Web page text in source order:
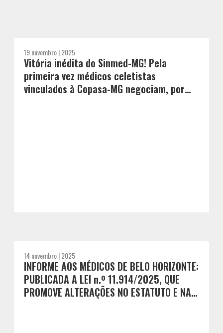
19 novembro | 2025
Vitória inédita do Sinmed-MG! Pela
primeira vez médicos celetistas
vinculados à Copasa-MG negociam, por
14 novembro | 2025
INFORME AOS MÉDICOS DE BELO HORIZONTE:
PUBLICADA A LEI n.º 11.914/2025, QUE
PROMOVE ALTERAÇÕES NO ESTATUTO E NAS